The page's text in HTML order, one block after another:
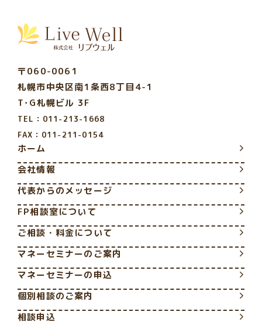
〒060-0061
札幌市中央区南1条西8丁目4-1
T･G札幌ビル 3F
TEL：011-213-1668
FAX：011-211-0154
ホーム
会社情報
代表からのメッセージ
FP相談室について
ご相談・料金について
マネーセミナーのご案内
マネーセミナーの申込
個別相談のご案内
相談申込